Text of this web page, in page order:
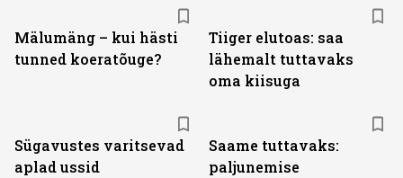
Mälumäng – kui hästi
tunned koeratõuge?
Tiiger elutoas: saa
lähemalt tuttavaks
oma kiisuga
Sügavustes varitsevad
aplad ussid
Saame tuttavaks:
paljunemise